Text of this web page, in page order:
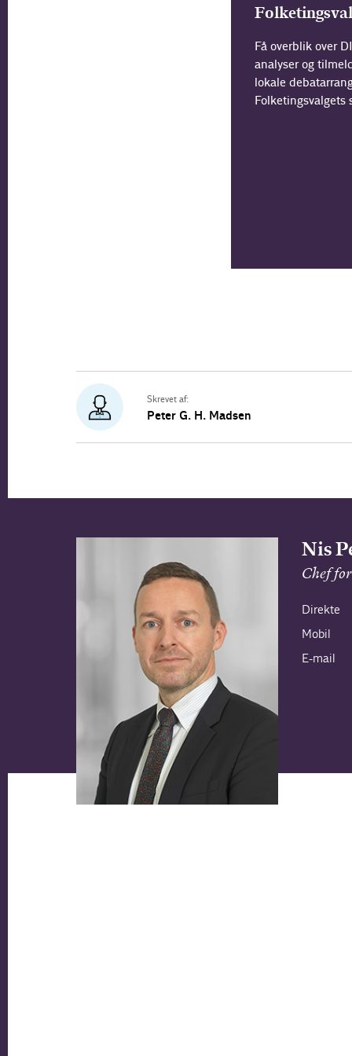
Få overblik over
analyser og
lokale
Folketingsvalgets
Skrevet af:
Peter G. H. Madsen
Nis
Chef
Direkte
Mobil
E-mail